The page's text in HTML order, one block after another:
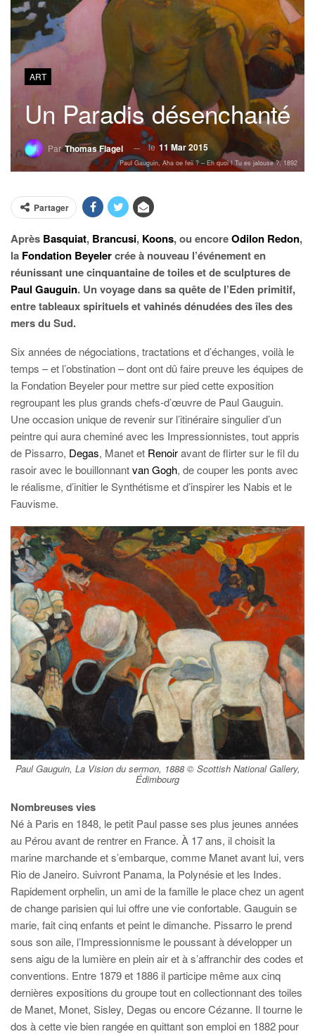
ART
Un Paradis désenchanté
ParThomas Flagel le 11 Mar 2015
Paul Gauguin, Aha oe feii ? – Eh quoi ! Tu es jalouse ?, 1892
Partager
Après Basquiat, Brancusi, Koons, ou encoreOdilon Redon,
la Fondation Beyelercrée à nouveau l’événement en
réunissant une cinquantaine de toiles et de sculptures de
Paul Gauguin. Un voyage dans sa quête de l’Eden primitif,
entre tableaux spirituels et vahinés dénudées des îles des
mers du Sud.
Six années de négociations, tractations et d’échanges, voilà le
temps – et l’obstination – dont ont dû faire preuve les équipes de
la Fondation Beyeler pour mettre sur pied cette exposition
regroupant les plus grands chefs-d’œuvre de Paul Gauguin.
Une occasion unique de revenir sur l’itinéraire singulier d’un
peintre qui aura cheminé avec les Impressionnistes, tout appris
de Pissarro, Degas, Manet et Renoiravant de flirter sur le fil du
rasoir avec le bouillonnantvan Gogh, de couper les ponts avec
le réalisme, d’initier le Synthétisme et d’inspirer les Nabis et le
Fauvisme.
Paul Gauguin, La Vision du sermon, 1888 © Scottish National Gallery,
Édimbourg
Nombreuses vies
Né à Paris en 1848, le petit Paul passe ses plus jeunes années
au Pérou avant de rentrer en France. À 17 ans, il choisit la
marine marchande et s’embarque, comme Manet avant lui, vers
Rio de Janeiro. Suivront Panama, la Polynésie et les Indes.
Rapidement orphelin, un ami de la famille le place chez un agent
de change parisien qui lui offre une vie confortable. Gauguin se
marie, fait cinq enfants et peint le dimanche. Pissarro le prend
sous son aile, l’Impressionnisme le poussant à développer un
sens aigu de la lumière en plein air et à s’affranchir des codes et
conventions. Entre 1879 et 1886 il participe même aux cinq
dernières expositions du groupe tout en collectionnant des toiles
de Manet, Monet, Sisley, Degas ou encore Cézanne. Il tourne le
dos à cette vie bien rangée en quittant son emploi en 1882 pour